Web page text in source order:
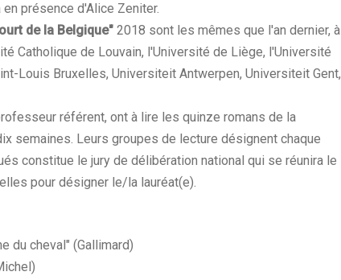
présence d'Alice Zeniter.
de la Belgique" 2018 sont les mêmes que l'an dernier, à
Catholique de Louvain, l'Université de Liège, l'Université
Louis Bruxelles, Universiteit Antwerpen, Universiteit Gent,
référent, ont à lire les quinze romans de la
semaines. Leurs groupes de lecture désignent chaque
constitue le jury de délibération national qui se réunira le
pour désigner le/la lauréat(e).
du cheval" (Gallimard)